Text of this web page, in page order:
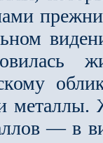
ме­таллы.
— в